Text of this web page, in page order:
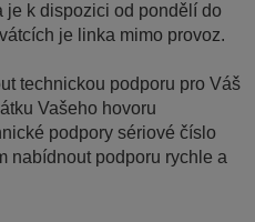
je k dispozici od pondělí do
je linka mimo provoz.
technickou podporu pro Váš
Vašeho hovoru
podpory sériové číslo
nabídnout podporu rychle a